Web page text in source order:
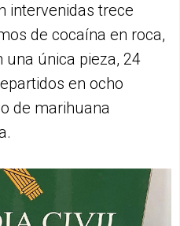
intervenidas trece
de cocaína en roca,
única pieza, 24
en ocho
de marihuana